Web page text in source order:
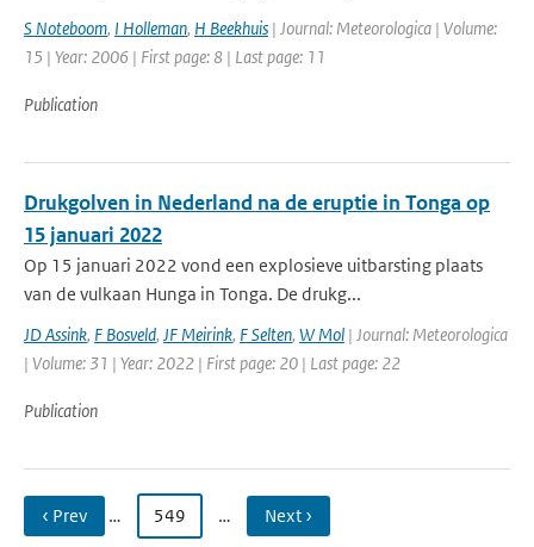
S Noteboom, I Holleman, H Beekhuis | Journal: Meteorologica | Volume:
15 | Year: 2006 | First page: 8 | Last page: 11
Publication
Drukgolven in Nederland na de eruptie in Tonga op
15 januari 2022
Op 15 januari 2022 vond een explosieve uitbarsting plaats
van de vulkaan Hunga in Tonga. De drukg...
JD Assink, F Bosveld, JF Meirink, F Selten, W Mol | Journal: Meteorologica
| Volume: 31 | Year: 2022 | First page: 20 | Last page: 22
Publication
‹ Prev … 549 … Next ›